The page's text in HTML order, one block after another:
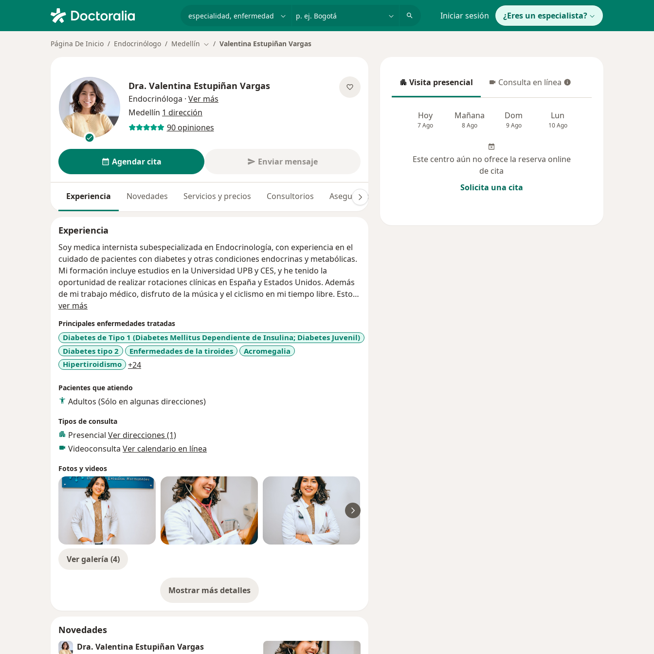
p. ej. Bogotá Iniciar sesión ¿Eres un especialista?
Página De Inicio Endocrinólogo Medellín Cambiar de ciudad
Valentina Estupiñan Vargas
Dra. Valentina Estupiñan Vargas
Endocrinóloga · Ver más
Medellín 1 dirección
90 opiniones
Agendar cita Enviar mensaje
Experiencia Novedades Servicios y precios Consultorios Aseguradoras
Experiencia
Soy medica internista subespecializada en Endocrinología, con experiencia en el
cuidado de pacientes con diabetes y otras condiciones endocrinas y metabólicas.
Mi formación incluye estudios en la Universidad UPB y CES, y he tenido la
oportunidad de realizar rotaciones clínicas en España y Estados Unidos. Además
de mi trabajo médico, disfruto de la música y el ciclismo en mi tiempo libre. Estoy
comprometida a proporcionarte la mejor atención médica y cuidado
ver más
Principales enfermedades tratadas
Diabetes de Tipo 1 (Diabetes Mellitus Dependiente de Insulina; Diabetes Juvenil)
Diabetes tipo 2
Enfermedades de la tiroides
Acromegalia
Hipertiroidismo
+24a11y_sr_more_diseases
Pacientes que atiendo
Adultos (Sólo en algunas direcciones)
Tipos de consulta
Presencial Ver direcciones (1)
Videoconsulta Ver calendario en línea
Fotos y videos
Ver galería (4)
Mostrar más detalles
sobre la experiencia
Novedades
Dra. Valentina Estupiñan Vargas
Visita presencial
Visita presencial Consulta en línea
Consulta en línea
Hoy
7 Ago
Mañana
8 Ago
Dom
9 Ago
Lun
10 Ago
Este centro aún no ofrece la reserva online
de cita
Solicita una cita